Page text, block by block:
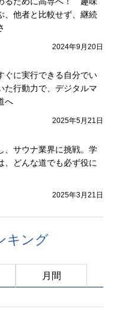
、他者と比較せず、継続
2024年9月20日
ぐに実行できる自分でい
た行動力で、デジタルマ
へ
2025年5月21日
、サウナ業界に挑戦。学
、どんな道でも必ず役に
2025年3月21日
キング
月間